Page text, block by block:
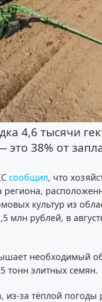
4,6 тысячи
это 38% от
сообщил, что
культур из
млн рублей, в
необходимый
тонн элитных семян.
из-за тёплой погоды